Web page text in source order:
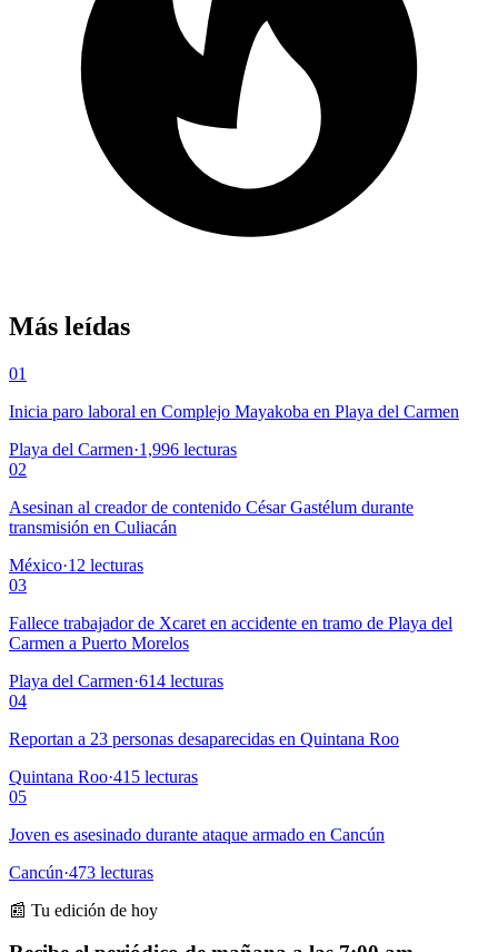
Más leídas
01
Inicia paro laboral en Complejo Mayakoba en Playa del Carmen
Playa del Carmen·1,996 lecturas
02
Asesinan al creador de contenido César Gastélum durante
transmisión en Culiacán
México·12 lecturas
03
Fallece trabajador de Xcaret en accidente en tramo de Playa del
Carmen a Puerto Morelos
Playa del Carmen·614 lecturas
04
Reportan a 23 personas desaparecidas en Quintana Roo
Quintana Roo·415 lecturas
05
Joven es asesinado durante ataque armado en Cancún
Cancún·473 lecturas
📰 Tu edición de hoy